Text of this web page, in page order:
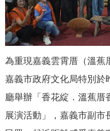
公
告
機
關
網
站
民
為重現嘉義雲霄厝（溫蕉
嘉義市政府文化局特別於
廳舉辦「香花綻．溫蕉厝
展演活動」，嘉義市副市